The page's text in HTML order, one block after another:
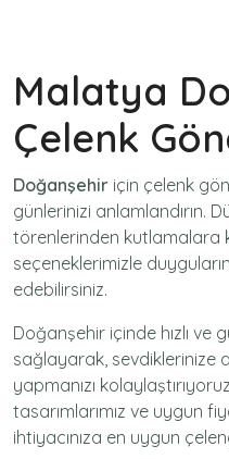
Malatya
Çelenk
Doğanşehir için çelenk
günlerinizi anlamlandırın.
törenlerinden kutlamalara
seçeneklerimizle
edebilirsiniz.
Doğanşehir içinde hızlı ve
sağlayarak, sevdiklerinize
yapmanızı
tasarımlarımız ve uygun
ihtiyacınıza en uygun